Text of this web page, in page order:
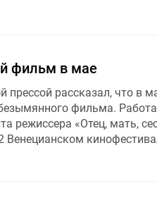
фильм в мае
рассказал, что в
фильма.
режиссера «Отец, мать,